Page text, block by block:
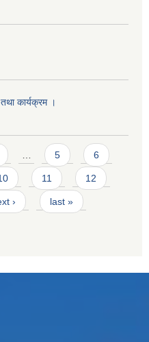
कार्यक्रम ।
5 6
11 12
› last »